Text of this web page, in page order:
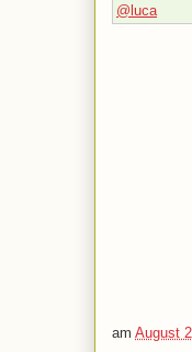
@luca
am August